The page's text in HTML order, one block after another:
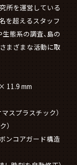
所を運営している
を超えるスタッフ
態系の調査、島の
まざまな活動に取
11.9 mm
スプラスチック）
）
ボンコアガード構造